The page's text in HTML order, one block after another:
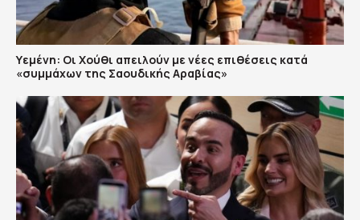
Υεμένη: Οι Χούθι απειλούν με νέες επιθέσεις κατά
«συμμάχων της Σαουδικής Αραβίας»